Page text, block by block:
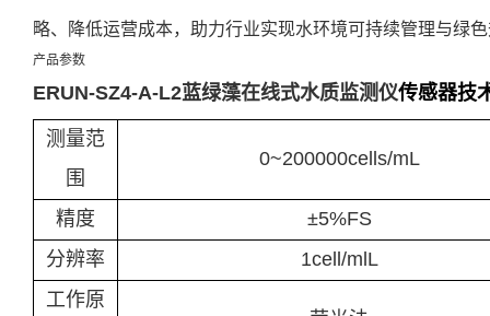
略、降低运营成本，助力行业实现水环境可持续管理与绿
产品参数
ERUN-SZ4-A-L2蓝绿藻在线式水质监测仪传感器技
测量范
围
0~200000cells/mL
精度
±5%FS
分辨率
1cell/mlL
工作原